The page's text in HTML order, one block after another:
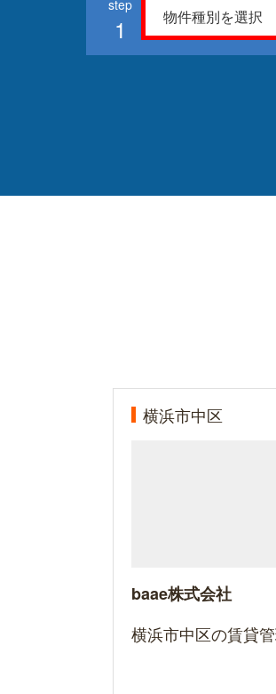
1
横浜市中区
baae株式会社
横浜市中区の賃貸